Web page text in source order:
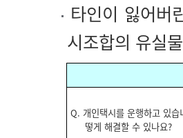
타인이 잃어버
시조합의 유실
Q. 개인택시를 운행하고 있
떻게 해결할 수 있나요?